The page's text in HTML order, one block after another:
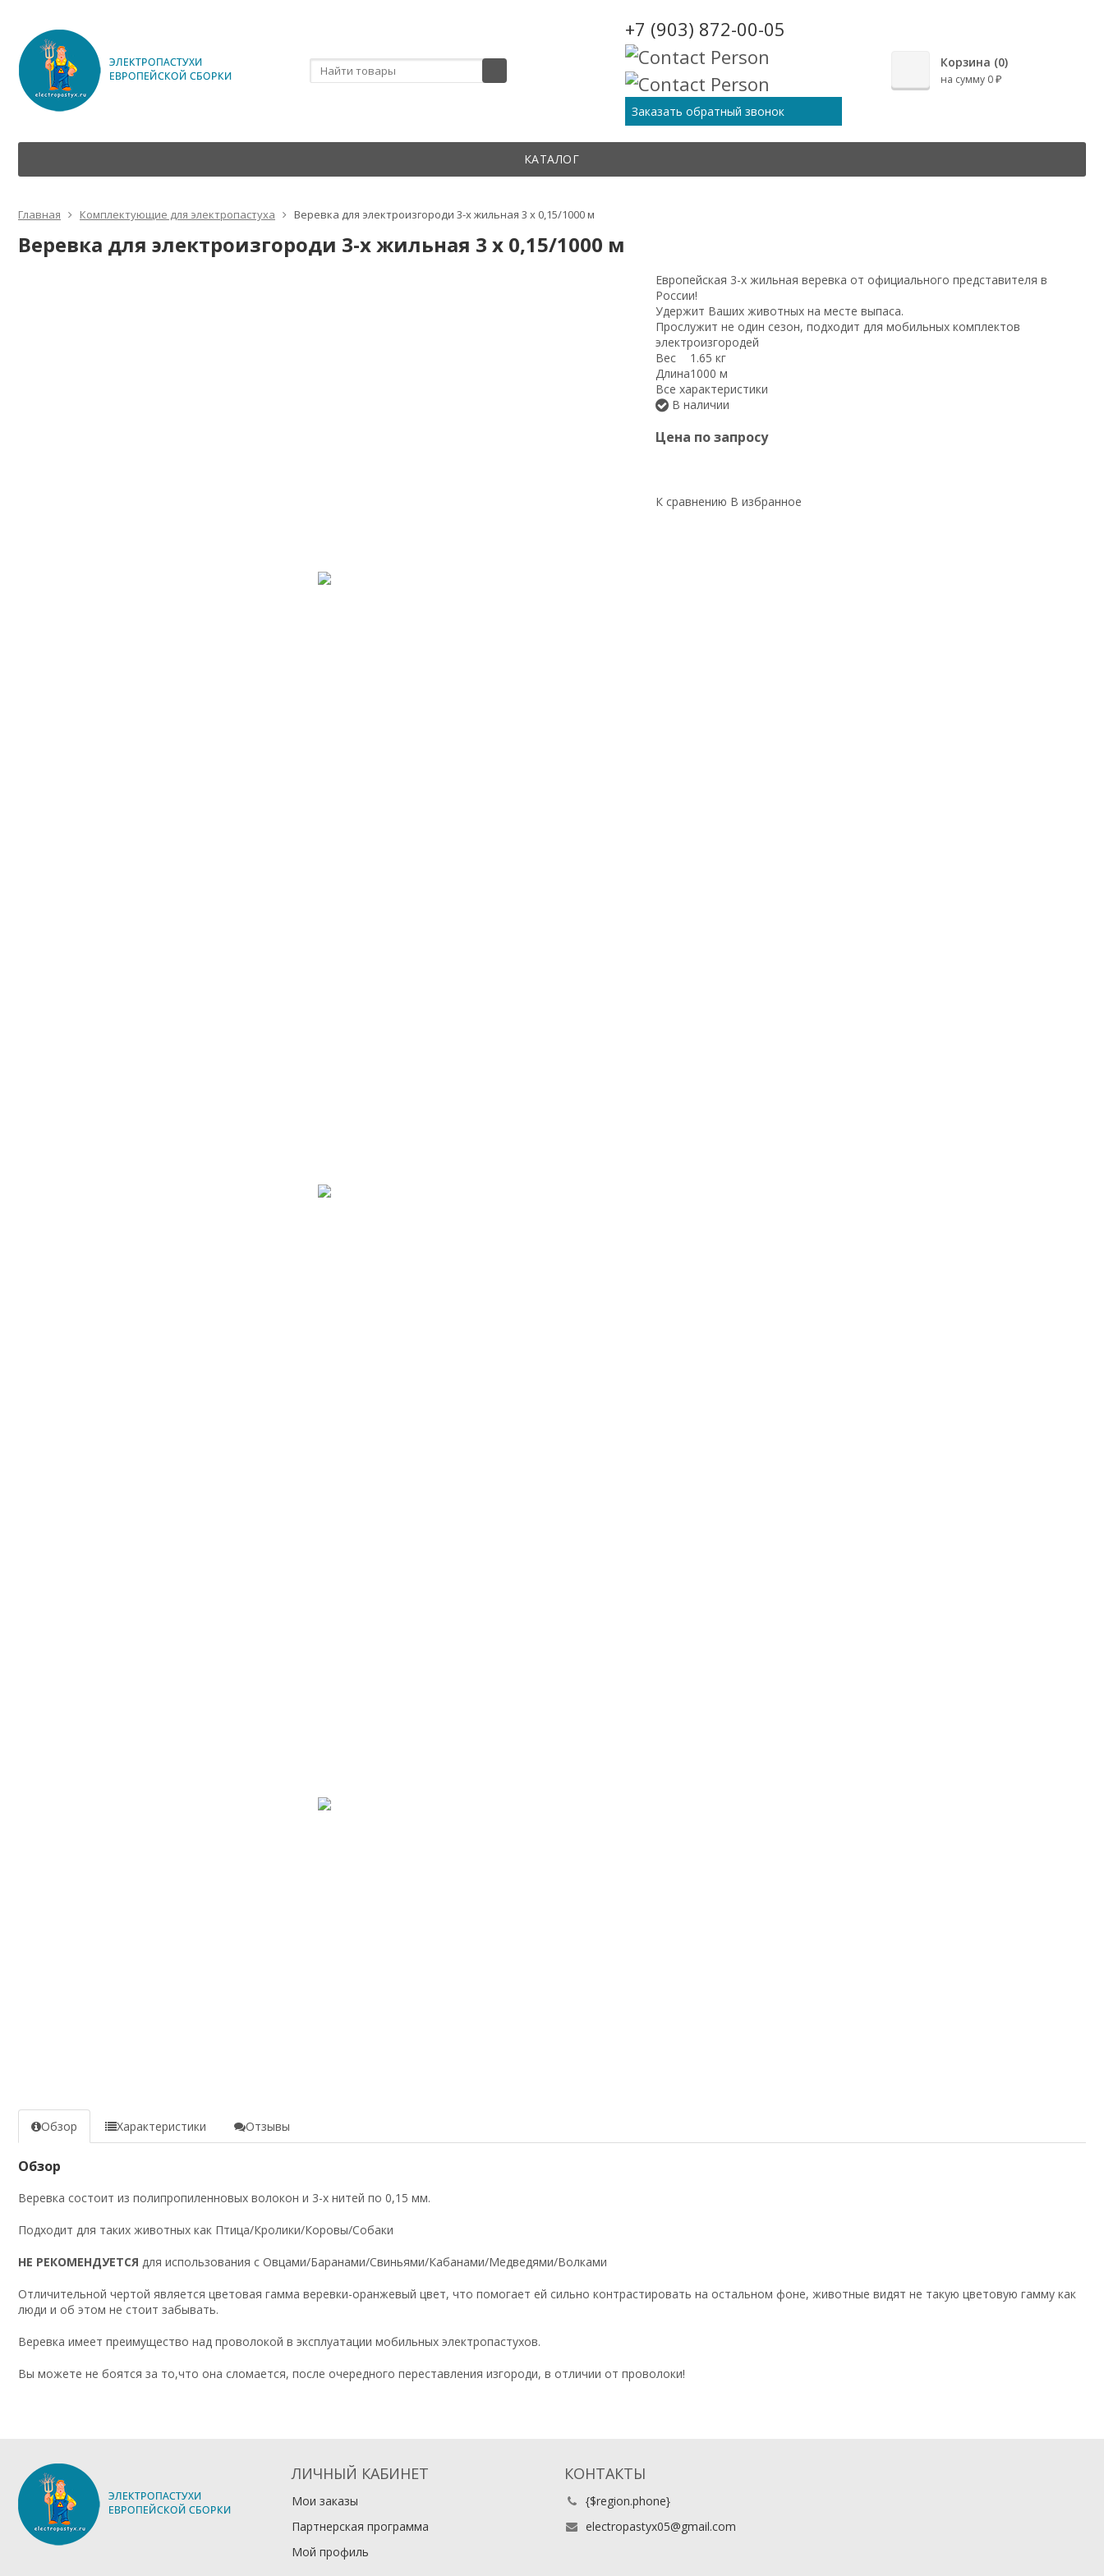
+7 (903) 872-00-05
Заказать обратный звонок
Корзина (0)
на сумму 0 ₽
КАТАЛОГ
Главная Комплектующие для электропастуха Веревка для электроизгороди 3-х жильная 3 х 0,15/1000 м
Веревка для электроизгороди 3-х жильная 3 х 0,15/1000 м
Европейская 3-х жильная веревка от официального представителя в
России!
Удержит Ваших животных на месте выпаса.
Прослужит не один сезон, подходит для мобильных комплектов
электроизгородей
Вес
1.65 кг
Длина1000 м
Все характеристики
В наличии
Цена по запросу
К сравнению В избранное
Обзор Характеристики Отзывы
Обзор
Веревка состоит из полипропиленновых волокон и 3-х нитей по 0,15 мм.
Подходит для таких животных как Птица/Кролики/Коровы/Собаки
НЕ РЕКОМЕНДУЕТСЯ для использования с Овцами/Баранами/Свиньями/Кабанами/Медведями/Волками
Отличительной чертой является цветовая гамма веревки-оранжевый цвет, что помогает ей сильно контрастировать на остальном фоне, животные видят не такую цветовую гамму как
люди и об этом не стоит забывать.
Веревка имеет преимущество над проволокой в эксплуатации мобильных электропастухов.
Вы можете не боятся за то,что она сломается, после очередного переставления изгороди, в отличии от проволоки!
ЛИЧНЫЙ КАБИНЕТ
Мои заказы
Партнерская программа
Мой профиль
КОНТАКТЫ
{$region.phone}
electropastyx05@gmail.com